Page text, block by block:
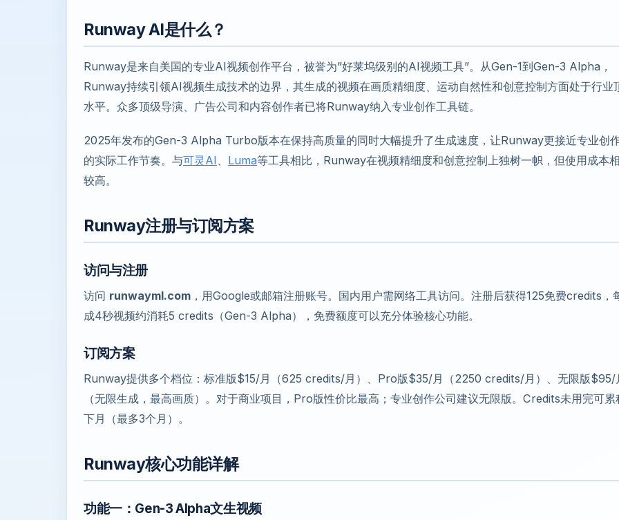
Runway AI是什么？
Runway是来自美国的专业AI视频创作平台，被誉为”好莱坞级别的AI视频工具”。从Gen-1到Gen-3 Alpha，
Runway持续引领AI视频生成技术的边界，其生成的视频在画质精细度、运动自然性和创意控制方面处于行业
水平。众多顶级导演、广告公司和内容创作者已将Runway纳入专业创作工具链。
2025年发布的Gen-3 Alpha Turbo版本在保持高质量的同时大幅提升了生成速度，让Runway更接近专业创
的实际工作节奏。与可灵AI Luma等工具相比，Runway在视频精细度和创意控制上独树一帜，但使用成本
较高。
Runway注册与订阅方案
访问与注册
访问 runwayml.com ，用Google或邮箱注册账号。国内用户需网络工具访问。注册后获得125免费credits，
成4秒视频约消耗5 credits（Gen-3 Alpha），免费额度可以充分体验核心功能。
订阅方案
Runway提供多个档位：标准版$15/月（625 credits/月）、Pro版$35/月（2250 credits/月）、无限版$95/
（无限生成，最高画质）。对于商业项目，Pro版性价比最高；专业创作公司建议无限版。Credits未用完可累
下月（最多3个月）。
Runway核心功能详解
功能一：Gen-3 Alpha文生视频